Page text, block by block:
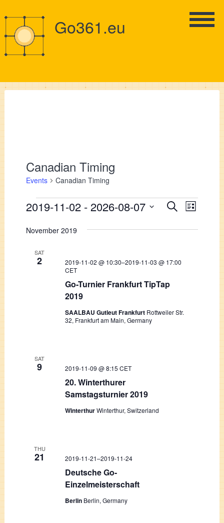
Go361.eu
Canadian Timing
Events Canadian Timing
Events
Events
Views
Navigation
SearchEvent
List
2019-11-02 - 2026-08-07
date.
November 2019
SAT
2
Go-Turnier Frankfurt TipTap
2019
2019-11-02 @ 10:30–2019-11-03 @ 17:00
CET
SAALBAU Gutleut Frankfurt Rottweiler Str.
32, Frankfurt am Main, Germany
SAT
9
20. Winterthurer
Samstagsturnier 2019
2019-11-09 @ 8:15 CET
WinterthurWinterthur, Switzerland
THU
21
Deutsche Go-
Einzelmeisterschaft
2019-11-21–2019-11-24
Berlin Berlin, Germany